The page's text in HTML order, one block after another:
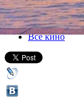
01 ноября 2018,
Версия для печати
Все кино